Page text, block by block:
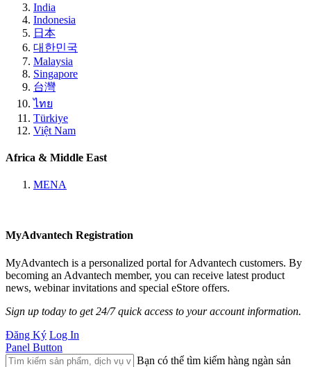
India
Indonesia
日本
대한민국
Malaysia
Singapore
台灣
ไทย
Türkiye
Việt Nam
Africa & Middle East
MENA
MyAdvantech Registration
MyAdvantech is a personalized portal for Advantech customers. By
becoming an Advantech member, you can receive latest product
news, webinar invitations and special eStore offers.
Sign up today to get 24/7 quick access to your account information.
Đăng Ký Log In
Panel Button
Bạn có thể tìm kiếm hàng ngàn sản